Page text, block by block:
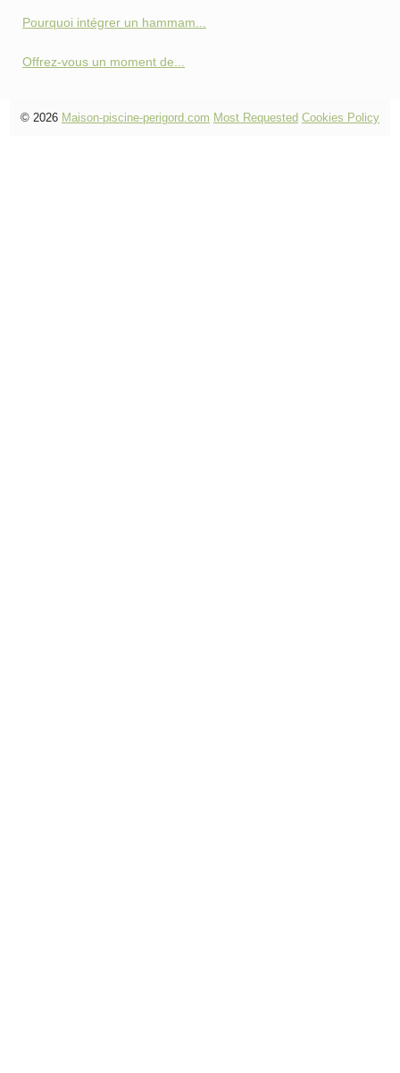
Pourquoi intégrer un hammam...
Offrez-vous un moment de...
© 2026 Maison-piscine-perigord.com Most Requested Cookies Policy